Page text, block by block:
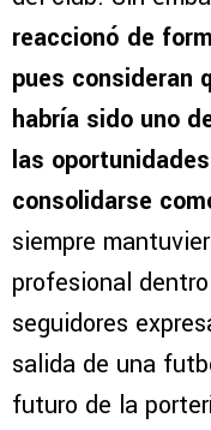
reaccionó de
pues consideran
habría sido uno
las
consolidarse
siempre
profesional
seguidores
salida de una
futuro de la